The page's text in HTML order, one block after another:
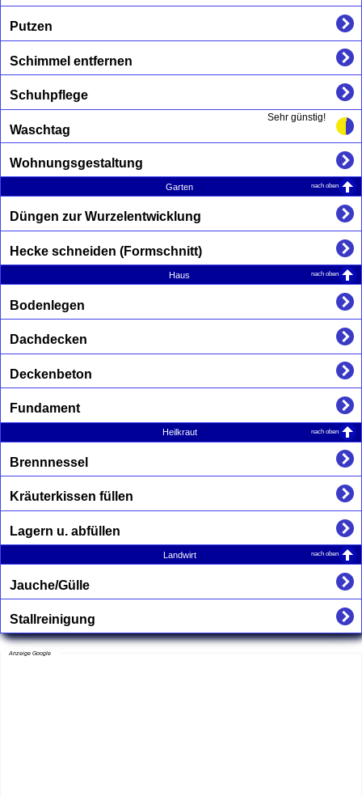
Putzen
Schimmel entfernen
Schuhpflege
Sehr günstig!
Waschtag
Wohnungsgestaltung
Garten nach oben
Düngen zur Wurzelentwicklung
Hecke schneiden (Formschnitt)
Haus nach oben
Bodenlegen
Dachdecken
Deckenbeton
Fundament
Heilkraut nach oben
Brennnessel
Kräuterkissen füllen
Lagern u. abfüllen
Landwirt nach oben
Jauche/Gülle
Stallreinigung
Anzeige Google